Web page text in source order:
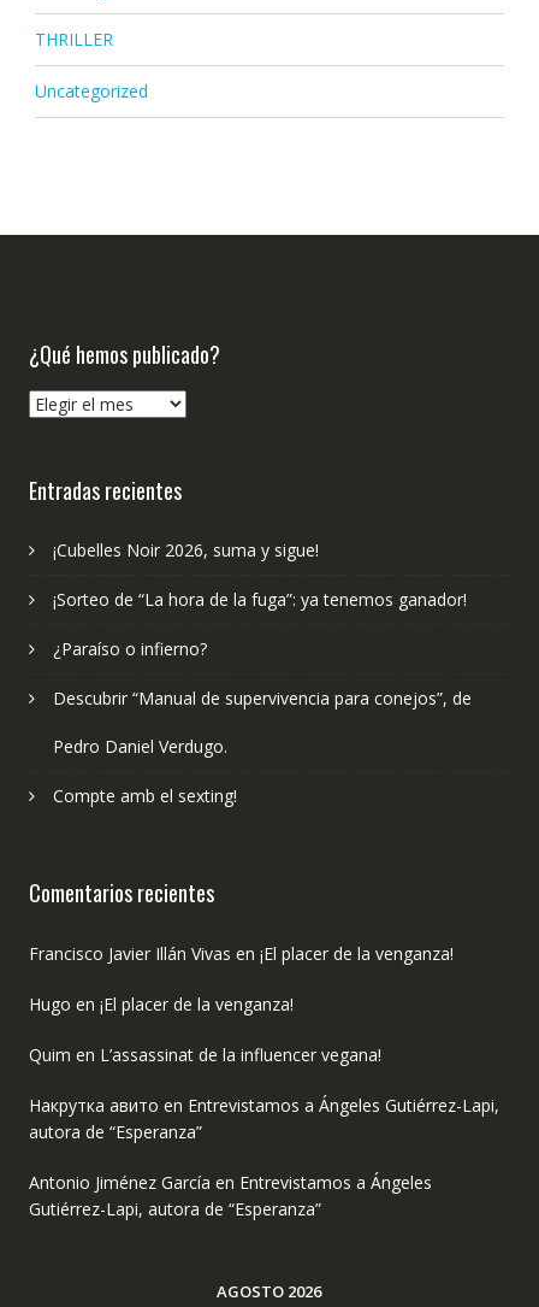
THRILLER
Uncategorized
¿Qué hemos publicado?
¿Qué
Entradas recientes
¡Cubelles Noir 2026, suma y sigue!
¡Sorteo de “La hora de la fuga”: ya tenemos ganador!
¿Paraíso o infierno?
Descubrir “Manual de supervivencia para conejos”, de
Pedro Daniel Verdugo.
Compte amb el sexting!
Comentarios recientes
Francisco Javier Illán Vivas en ¡El placer de la venganza!
Hugo en ¡El placer de la venganza!
Quim en L’assassinat de la influencer vegana!
Накрутка авито en Entrevistamos a Ángeles Gutiérrez-Lapi,
autora de “Esperanza”
Antonio Jiménez García en Entrevistamos a Ángeles
Gutiérrez-Lapi, autora de “Esperanza”
AGOSTO 2026